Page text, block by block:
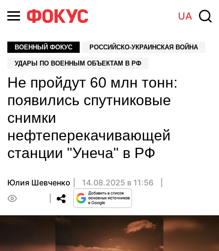
UA
ВОЕННЫЙ ФОКУС РОССИЙСКО-УКРАИНСКАЯ ВОЙНА
УДАРЫ ПО ВОЕННЫМ ОБЪЕКТАМ В РФ
Не пройдут 60 млн тонн:
появились спутниковые
снимки
нефтеперекачивающей
станции "Унеча" в РФ
Юлия Шевченко
14.08.2025 в 11:56